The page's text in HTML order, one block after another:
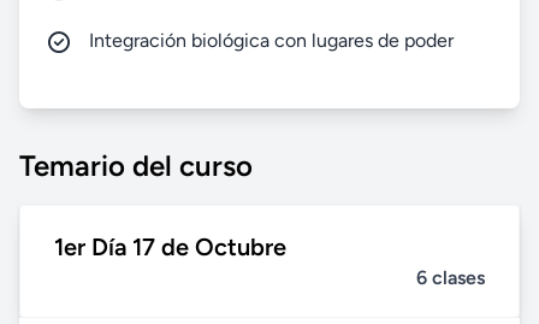
Integración biológica con lugares de poder
Temario del curso
1er Día 17 de Octubre
6 clases